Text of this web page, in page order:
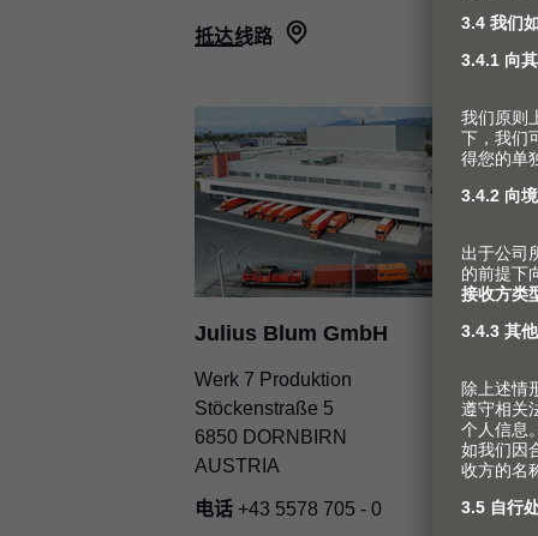
抵达线路
Julius Blum GmbH
Werk 7 Produktion
Stöckenstraße 5
6850 DORNBIRN
AUSTRIA
电话 +43 5578 705 - 0